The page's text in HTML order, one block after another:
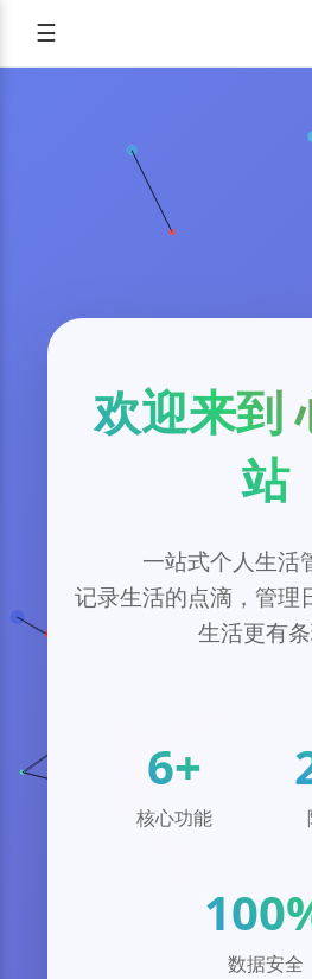
☰
欢迎来到
站
一站式个人生活
记录生活的点滴，管理
生活更有
6+
核心功能
数据安全